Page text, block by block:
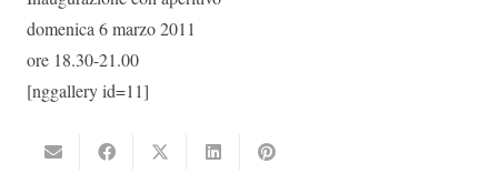
domenica 6 marzo 2011
ore 18.30-21.00
[nggallery id=11]